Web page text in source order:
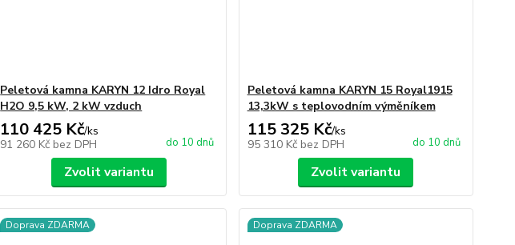
Peletová kamna KARYN 12 Idro Royal
H2O 9,5 kW, 2 kW vzduch
110 425 Kč/ks
91 260 Kč bez DPH do 10 dnů
Zvolit variantu
Peletová kamna KARYN 15 Royal1915
13,3kW s teplovodním výměníkem
115 325 Kč/ks
95 310 Kč bez DPH do 10 dnů
Zvolit variantu
Doprava ZDARMA Doprava ZDARMA